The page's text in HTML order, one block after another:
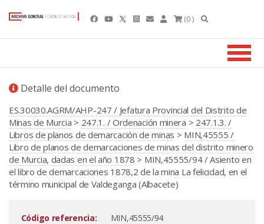
(0 )
Detalle del documento
ES.30030.AGRM/AHP-247 / Jefatura Provincial del Distrito de
Minas de Murcia > 247.1. / Ordenación minera > 247.1.3. /
Libros de planos de demarcación de minas > MIN,45555 /
Libro de planos de demarcaciones de minas del distrito minero
de Murcia, dadas en el año 1878 > MIN,45555/94 / Asiento en
el libro de demarcaciones 1878,2 de la mina La felicidad, en el
término municipal de Valdeganga (Albacete)
Código referencia:
MIN,45555/94